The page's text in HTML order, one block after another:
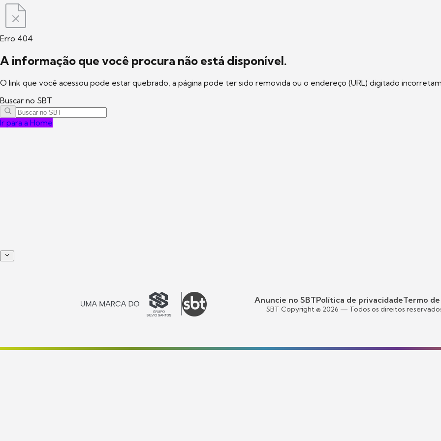
Erro 404
A informação que você procura não está disponível.
O link que você acessou pode estar quebrado, a página pode ter sido removida ou o endereço (URL) digitado
Buscar no SBT
Ir para a Home
Anuncie no SBTPolítica de privacidadeTermo de
SBT Copyright © 2026 — Todos os direitos